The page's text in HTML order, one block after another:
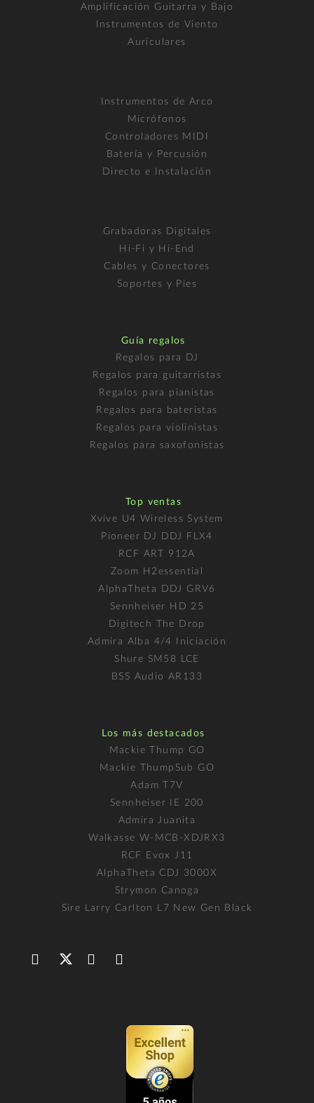
Amplificación Guitarra y Bajo
Instrumentos de Viento
Auriculares
Instrumentos de Arco
Micrófonos
Controladores MIDI
Batería y Percusión
Directo e Instalación
Grabadoras Digitales
Hi-Fi y Hi-End
Cables y Conectores
Soportes y Pies
Guía regalos
Regalos para DJ
Regalos para guitarristas
Regalos para pianistas
Regalos para bateristas
Regalos para violinistas
Regalos para saxofonistas
Top ventas
Xvive U4 Wireless System
Pioneer DJ DDJ FLX4
RCF ART 912A
Zoom H2essential
AlphaTheta DDJ GRV6
Sennheiser HD 25
Digitech The Drop
Admira Alba 4/4 Iniciación
Shure SM58 LCE
BSS Audio AR133
Los más destacados
Mackie Thump GO
Mackie ThumpSub GO
Adam T7V
Sennheiser IE 200
Admira Juanita
Walkasse W-MCB-XDJRX3
RCF Evox J11
AlphaTheta CDJ 3000X
Strymon Canoga
Sire Larry Carlton L7 New Gen Black